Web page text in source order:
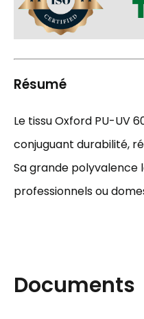
Résumé
Le tissu Oxford PU-UV
conjuguant durabilité,
Sa grande polyvalence
professionnels ou
Documents